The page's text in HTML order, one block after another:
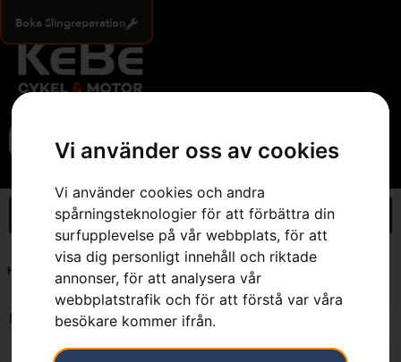
Vi använder oss av cookies
Vi använder cookies och andra
spårningsteknologier för att förbättra din
surfupplevelse på vår webbplats, för att
visa dig personligt innehåll och riktade
annonser, för att analysera vår
webbplatstrafik och för att förstå var våra
besökare kommer ifrån.
Boka Slingreperation
Hem BioClip®-plugg - Traktorer 97 cm (38")
Endast ett sökresultat